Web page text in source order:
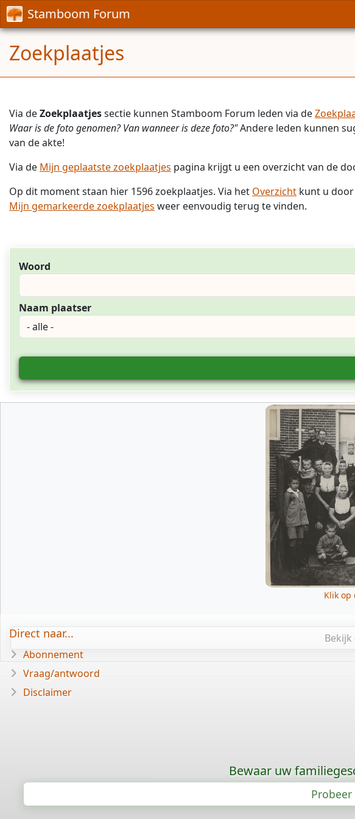
Stamboom Forum
Zoekplaatjes
Via deZoekplaatjessectie kunnen Stamboom Forum leden via de
Waar is de foto genomen? Van wanneer is deze foto?"Andere leden kunnen
van de akte!
Via de Mijn geplaatste zoekplaatjes pagina krijgt u een overzicht van de
Op dit moment staan hier 1596 zoekplaatjes. Via het Overzicht kunt u
Mijn gemarkeerde zoekplaatjes weer eenvoudig terug te vinden.
Woord
Naam plaatser
Klik op
Direct naar...
Abonnement
Vraag/antwoord
Disclaimer
Bewaar uw